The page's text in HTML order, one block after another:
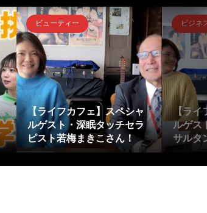
ビューティー
【ライフカフェ】スペシャ
ルゲスト・深眠タッチセラ
ピスト若梅まきこさん！
ビジネ
【ラ
ルゲス
サルタ